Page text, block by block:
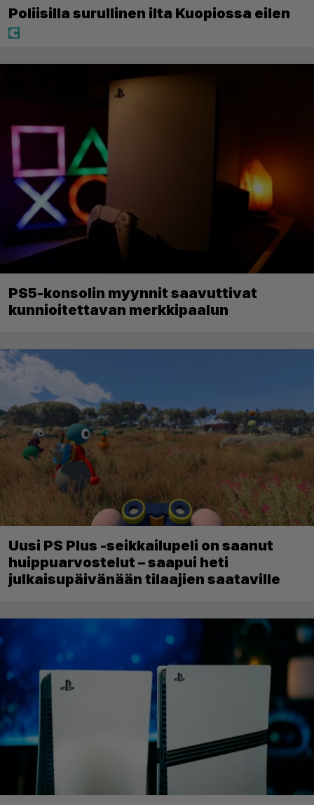
Poliisilla surullinen ilta Kuopiossa eilen
PS5-konsolin myynnit saavuttivat
kunnioitettavan merkkipaalun
Uusi PS Plus -seikkailupeli on saanut
huippuarvostelut – saapui heti
julkaisupäivänään tilaajien saataville